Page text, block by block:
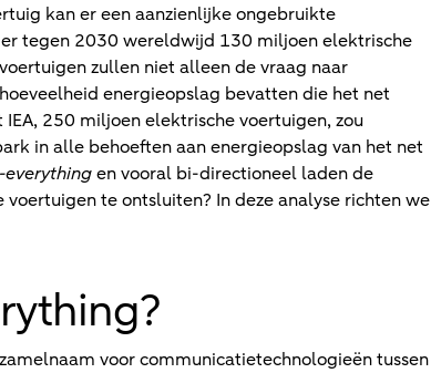
kan er een aanzienlijke ongebruikte
tegen 2030 wereldwijd 130 miljoen elektrische
zullen niet alleen de vraag naar
energieopslag bevatten die het net
250 miljoen elektrische voertuigen, zou
in alle behoeften aan energieopslag van het net
en vooral bi-directioneel laden de
te ontsluiten? In deze analyse richten we
voor communicatietechnologieën tussen